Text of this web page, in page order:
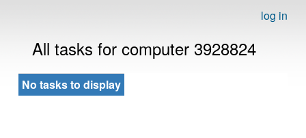
log in
All tasks for computer 3928824
No tasks to display